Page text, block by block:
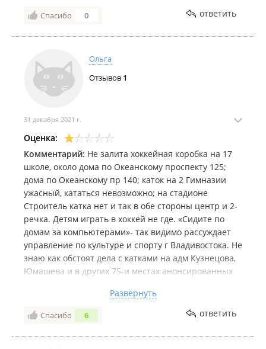
Спасибо 0 ответить
Ольга
Отзывов 1
31 декабря 2021 г.
Оценка:
Комментарий: Не залита хоккейная коробка на 17
школе, около дома по Океанскому проспекту 125;
дома по Океанскому пр 140; каток на 2 Гимназии
ужасный, кататься невозможно; на стадионе
Строитель катка нет и так в обе стороны центр и 2-
речка. Детям играть в хоккей не где. «Сидите по
домам за компьютерами»- так видимо рассуждает
управление по культуре и спорту г Владивостока. Не
знаю как обстоят дела с катками на адм Кузнецова,
Юмашева и в других 75-и местах анонсированных
лет ехать далековато на каток в парк им Лазо,
например. В шаговой доступности или хотя на
транспорте до 5 остановок ничего нет!!!!
Развернуть
Спасибо 6 ответить